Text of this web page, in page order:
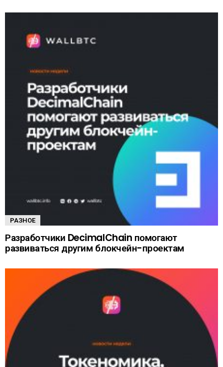
РАЗНОЕ
Разработчики DecimalChain помогают
развиваться другим блокчейн-проектам